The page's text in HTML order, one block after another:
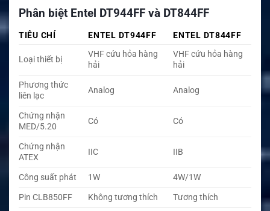
Phân biệt Entel DT944FF và DT844FF
TIÊU CHÍ ENTEL DT944FF ENTEL DT844FF
Loại thiết bị
VHF cứu hỏa hàng
hải
VHF cứu hỏa hàng
hải
Phương thức
liên lạc
Analog Analog
Chứng nhận
MED/5.20
Có Có
Chứng nhận
ATEX
IIC IIB
Công suất phát 1W
4W/1W
Pin CLB850FF
Không tương thích
Tương thích